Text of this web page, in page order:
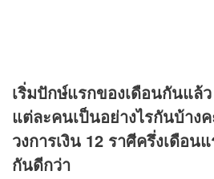
เริ่มปักษ์แรกของเดือนกันแล้
แต่ละคนเป็นอย่างไรกันบ้าง
วงการเงิน 12 ราศีครึ่งเดือน
กันดีกว่า